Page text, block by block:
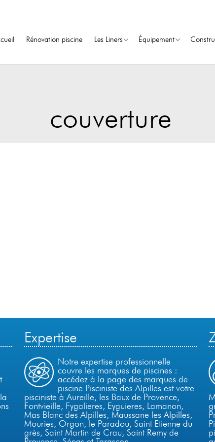
Rénovation piscine Les Liners Équipement
couverture
Expertise
Notre expertise professionnelle
couvre les marques de piscines :
accédez à la page des marques de
piscine Pisciniste des Alpilles est votre
pisciniste à Aureille, les Baux de Provence,
Fontvieille, Fygalieres, Eyguieres, Lamanon,
Mas Blanc des Alpilles, Maussane les Alpilles,
Mouries, Orgon, le Paradou, Saint Etienne du
grès, Saint Martin de Crau, Saint Remy de